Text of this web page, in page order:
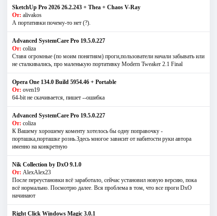
SketchUp Pro 2026 26.2.243 + Thea + Chaos V-Ray
От: alivakos
А портативки почему-то нет (?).
Advanced SystemCare Pro 19.5.0.227
От: coliza
Ставя огромные (по моим понятиям) проги,пользователи начали забывать или
не сталкивались, про маленькую портативку Modern Tweaker 2.1 Final
Opera One 134.0 Build 5954.46 + Portable
От: oven19
64-bit не скачивается, пишет --ошибка
Advanced SystemCare Pro 19.5.0.227
От: coliza
К Вашему хорошему коменту хотелось бы одну поправочку -
порташка,порташке рознь.Здесь многое зависит от набитости руки автора
именно на конкретную
Nik Collection by DxO 9.1.0
От: AlexAlex23
После переустановки всё заработало, сейчас установил новую версию, пока
всё нормально. Посмотрю далее. Вся проблема в том, что все проги DxO
начинают
Right Click Windows Magic 3.0.1